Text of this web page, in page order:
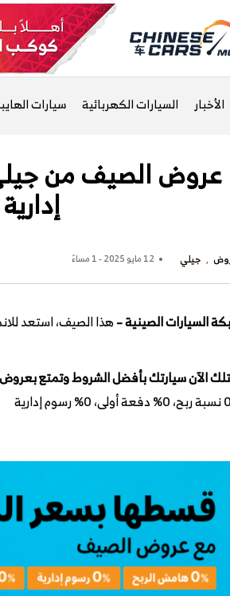
الأخبار السيارات الكهربائية سيارات
عروض الصيف من جيلي
جيلي 12 مايو 2025 - 1 مساءً
السيارات الصينية –هذا الصيف، استعد
الآن سيارتك بأفضل الشروط وتمتع
إدارية